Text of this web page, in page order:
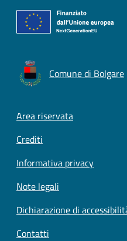
Comune di Bolgare
Footer menu
Area riservata
Crediti
Informativa privacy
Note legali
Dichiarazione di
Contatti